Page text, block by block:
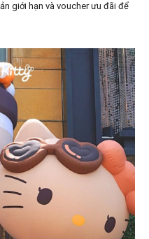
giới hạn và voucher ưu đãi để